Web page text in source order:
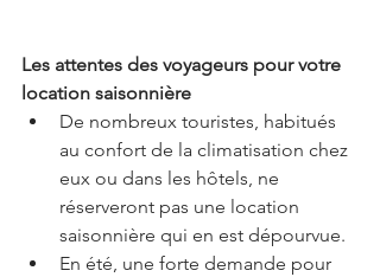
Les attentes des voyageurs pour votre
location saisonnière
De nombreux touristes, habitués
au confort de la climatisation chez
eux ou dans les hôtels, ne
réserveront pas une location
saisonnière qui en est dépourvue.
En été, une forte demande pour